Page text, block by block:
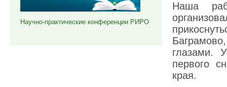
Научно-практические конференции РИРО
Наша
глазами.
первого
края.